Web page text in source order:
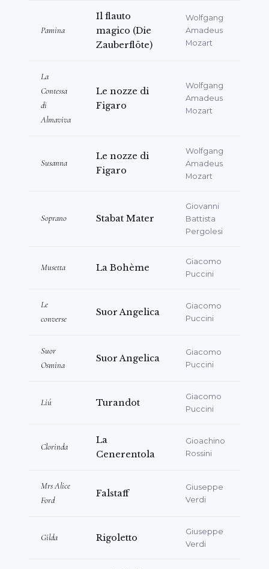
지휘와 오케스트라 반주가 함께하는 연주회 형식
으로 Karditsa와 Tirana에서 종교 레퍼토리를
선보였습니다. 2023년 8월부터 9월까지는
공개 신작 제작에 주역으로 참여하였으며, 이 작
품은 Grumento Nova, Martina Franca,
Tirana, Capodistria에서 공연되었습니다. 그
Veceslav Tchaikovsky Quadrini, 대본
은 Grazia Coppolecchia가 담당하였습니다.
2025년 12월에는 M. Edoardo Rosadini의 지
Alexander Lonquich과 함께 브라질
Giuseppe Verdi의
Andria 출신 소프라노가 주역으로 참여한 다양
Don Giovanni "를 빼놓을 수 없습
라의 반주와 함께 M. Nicola Hansalik
Samale의 마스터클래스 수강생들의 음악 지휘
Sansonne는 Francesco Donato와
Telesveva의
예술적·직업적 여정에 대한 인터뷰를 진행하였습
Daniela Quacquarelli와 함께 "
L'Eternità
in Musica
" 연주회가 열렸으며, Adriana
Bari에서도 공연을 재연하였습니다. 2024년 5
월, Matera의 "E.R. Duni" 음악원 첼로 앙상블
Pamina
Il flauto
magico (Die
Zauberflöte)
Wolfgang
Amadeus
Mozart
La
Contessa
di
Almaviva
Le nozze di
Figaro
Wolfgang
Amadeus
Mozart
Susanna
Le nozze di
Figaro
Wolfgang
Amadeus
Mozart
Soprano Stabat Mater
Giovanni
Battista
Pergolesi
Musetta La Bohème
Giacomo
Puccini
Le
converse
Suor Angelica
Giacomo
Puccini
Suor
Osmina
Suor Angelica
Giacomo
Puccini
Liú Turandot
Giacomo
Puccini
Clorinda
La
Cenerentola
Gioachino
Rossini
Mrs Alice
Ford
Falstaff
Giuseppe
Verdi
Gilda Rigoletto
Giuseppe
Verdi